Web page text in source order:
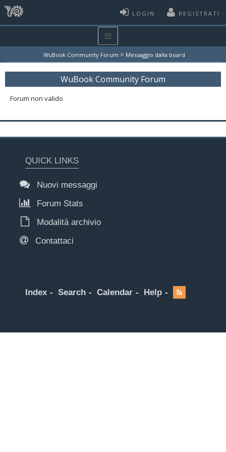
LOGIN REGISTRATI
WuBook Community Forum > Messaggio dalla board
WuBook Community Forum
Forum non valido
QUICK LINKS
Nuovi messaggi
Forum Stats
Modalità archivio
Contattaci
Index Search Calendar Help